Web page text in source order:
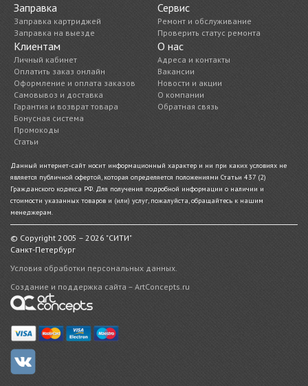
Заправка
Заправка картриджей
Заправка на выезде
Сервис
Ремонт и обслуживание
Проверить статус ремонта
Клиентам
Личный кабинет
Оплатить заказ онлайн
Оформление и оплата заказов
Самовывоз и доставка
Гарантия и возврат товара
Бонусная система
Промокоды
Статьи
О нас
Адреса и контакты
Вакансии
Новости и акции
О компании
Обратная связь
Данный интернет-сайт носит информационный характер и ни при каких условиях не
является публичной офертой, которая определяется положениями Статьи 437 (2)
Гражданского кодекса РФ. Для получения подробной информации о наличии и
стоимости указанных товаров и (или) услуг, пожалуйста, обращайтесь к нашим
менеджерам.
© Copyright 2005 – 2026 "СИТИ"
Санкт-Петербург
Условия обработки персональных данных.
Создание и поддержка сайта – ArtConcepts.ru